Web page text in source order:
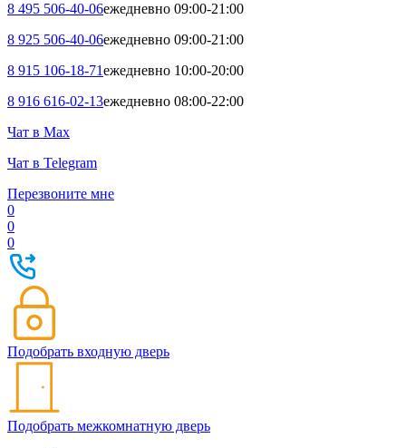
8 495 506-40-06ежедневно 09:00-21:00
8 925 506-40-06ежедневно 09:00-21:00
8 915 106-18-71ежедневно 10:00-20:00
8 916 616-02-13ежедневно 08:00-22:00
Чат в Max
Чат в Telegram
Перезвоните мне
0
0
0
Подобрать входную дверь
Подобрать межкомнатную дверь